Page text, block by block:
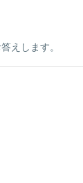
えします。